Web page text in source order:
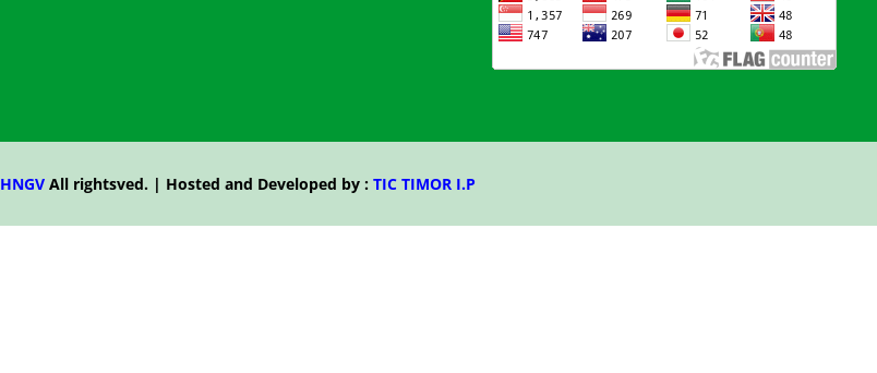
HNGVAll rightsved. | Hosted and Developed by : TIC TIMOR I.P